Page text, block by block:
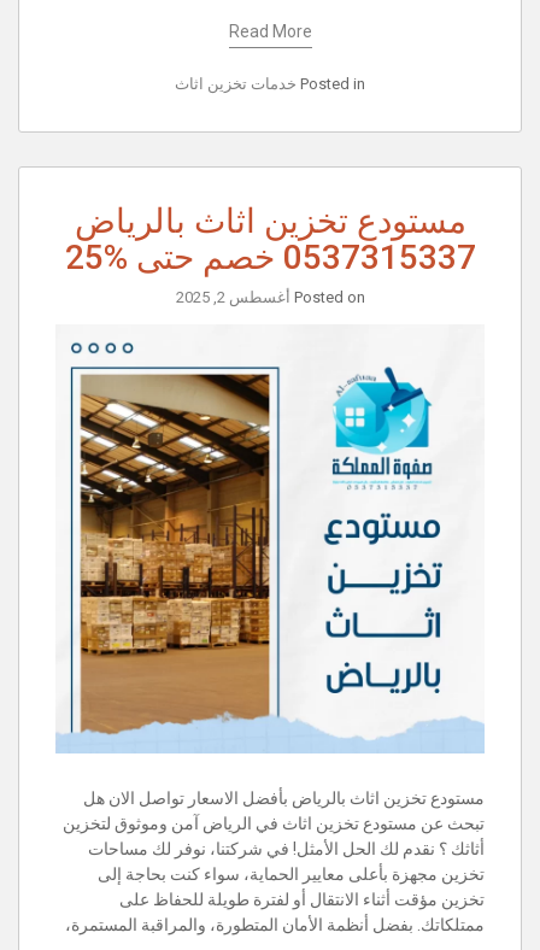
Read More
Posted in خدمات تخزين اثاث
مستودع تخزين اثاث بالرياض
0537315337 خصم حتى %25
Posted on أغسطس 2, 2025
مستودع تخزين اثاث بالرياض بأفضل الاسعار تواصل الان هل
تبحث عن مستودع تخزين اثاث في الرياض آمن وموثوق لتخزين
أثاثك ؟ نقدم لك الحل الأمثل! في شركتنا، نوفر لك مساحات
تخزين مجهزة بأعلى معايير الحماية، سواء كنت بحاجة إلى
تخزين مؤقت أثناء الانتقال أو لفترة طويلة للحفاظ على
ممتلكاتك. بفضل أنظمة الأمان المتطورة، والمراقبة المستمرة،